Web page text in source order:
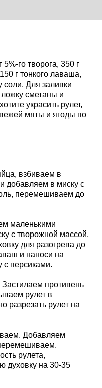
го творога, 350 г
г тонкого лаваша,
соли. Для заливки
сметаны и
украсить рулет,
мяты и ягоды по
взбиваем в
добавляем в миску с
перемешиваем до
маленькими
с творожной массой,
для разогрева до
и наноси на
с персиками.
противень
рулет в
разрезать рулет на
Добавляем
рулета,
духовку на 30-35